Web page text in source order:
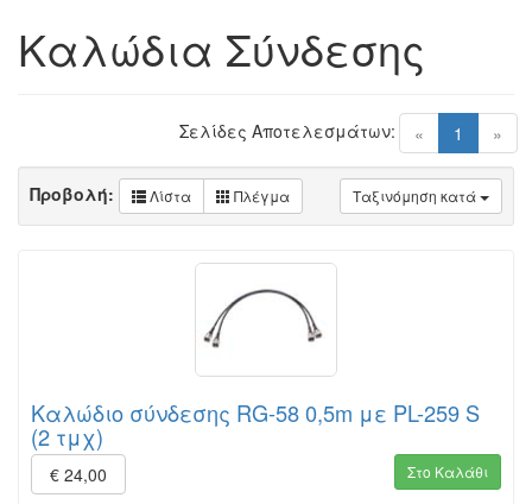
Καλώδια Σύνδεσης
« 1 (current)
»
Σελίδες Αποτελεσμάτων:
Ταξινόμηση κατά
Προβολή: Λίστα Πλέγμα
Καλώδιο σύνδεσης RG-58 0,5m με PL-259 S
(2 τμχ)
€ 24,00 Στο Καλάθι